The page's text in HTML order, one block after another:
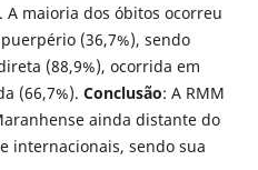
maioria dos óbitos ocorreu
(36,7%), sendo
(88,9%), ocorrida em
(66,7%). Conclusão: A RMM
ainda distante do
internacionais, sendo sua